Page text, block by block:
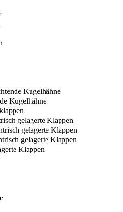
Kugelhähne
Kugelhähne
gelagerte Klappen
gelagerte Klappen
gelagerte Klappen
Klappen